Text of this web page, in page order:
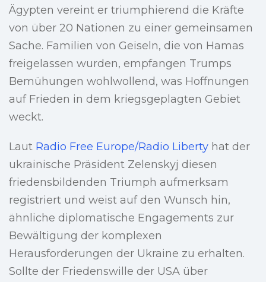
Ägypten vereint er triumphierend die Kräfte
von über 20 Nationen zu einer gemeinsamen
Sache. Familien von Geiseln, die von Hamas
freigelassen wurden, empfangen Trumps
Bemühungen wohlwollend, was Hoffnungen
auf Frieden in dem kriegsgeplagten Gebiet
weckt.
Laut Radio Free Europe/Radio Liberty hat der
ukrainische Präsident Zelenskyj diesen
friedensbildenden Triumph aufmerksam
registriert und weist auf den Wunsch hin,
ähnliche diplomatische Engagements zur
Bewältigung der komplexen
Herausforderungen der Ukraine zu erhalten.
Sollte der Friedenswille der USA über